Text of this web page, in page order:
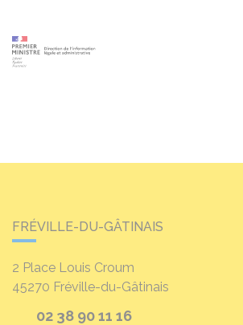
FRÉVILLE-DU-GÂTINAIS
2 Place Louis Croum
45270 Fréville-du-Gâtinais
02 38 90 11 16